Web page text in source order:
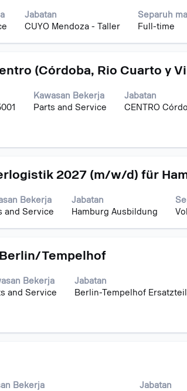
Jabatan
CUYO Mendoza - Taller
Separuh
Full-time
(Córdoba, Rio Cuarto y
Kawasan Bekerja
Parts and Service
Jabatan
CENTRO
2027 (m/w/d) für
Bekerja
and Service
Jabatan
Hamburg Ausbildung
Tempelhof
Bekerja
and Service
Jabatan
Berlin-Tempelhof
Bekerja
Jabatan